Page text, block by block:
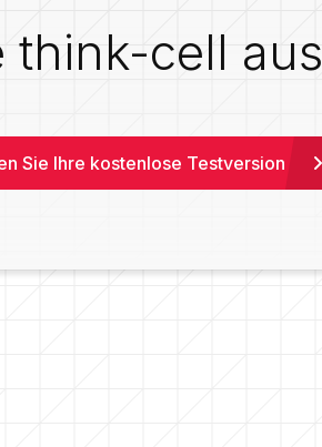
think-cell
Sie Ihre kostenlose Testversion